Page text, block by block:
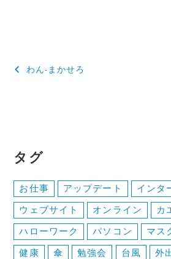
投
ゲ
シ
ョ
ン
わん-まかせろ
タグ
お仕事 アップデート
インタ
ウェブサイト
オンライン カ
ハローワーク
パソコン マス
健康
傘 勉強会 台風 外